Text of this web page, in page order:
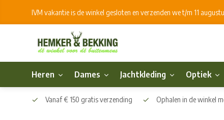
IVM vakantie is de winkel gesloten en verzenden we t/m 11
Heren Dames Jachtkleding Optiek
Vanaf € 150 gratis verzending Ophalen in de winkel